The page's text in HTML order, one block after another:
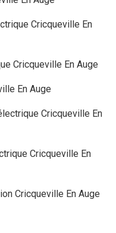
Cricqueville En
Cricqueville En Auge
En Auge
Cricqueville En
Cricqueville En
Cricqueville En Auge